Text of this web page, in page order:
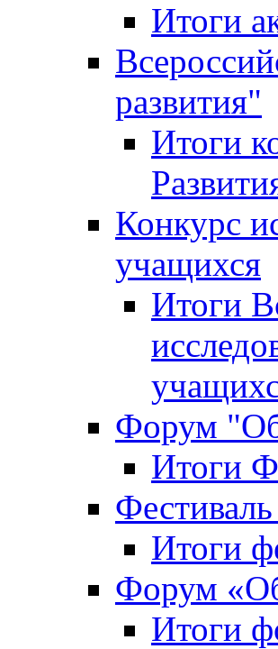
Итоги
развития"
Итоги
Конкурс
учащихся
Итоги
Форум
Итоги
Итоги
Форум
Итоги